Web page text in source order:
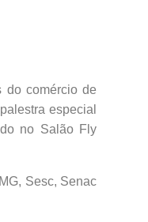
do comércio de
especial
no Salão Fly
Sesc, Senac